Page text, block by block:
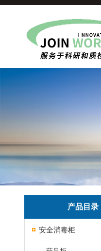
产品目录
安全消毒柜